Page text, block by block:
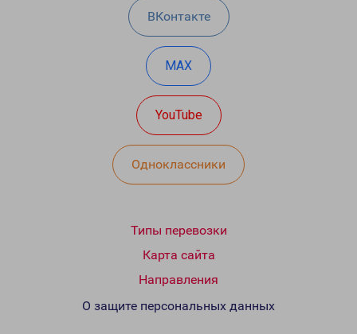
ВКонтакте
MAX
YouTube
Одноклассники
Типы перевозки
Карта сайта
Направления
О защите персональных данных